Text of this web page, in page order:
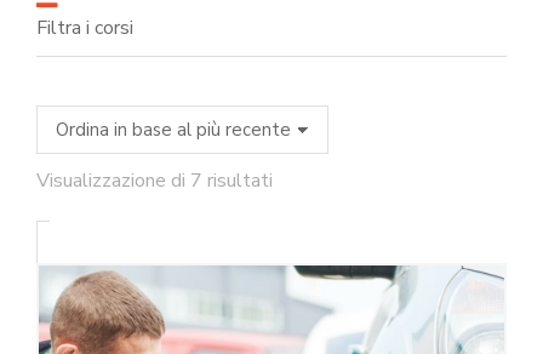
Filtra i corsi
Visualizzazione di 7 risultati